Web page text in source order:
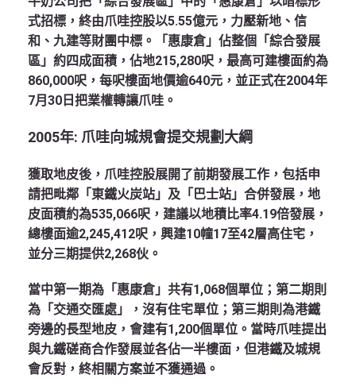
式招標，終由爪哇控股以5.55億元，力壓新地、信
和、九建等財團中標。「惠康倉」佔整個「綜合發展
區」約四成面積，佔地215,280呎，最高可建樓面約為
860,000呎，每呎樓面地價逾640元，並正式在2004年
7月30日把業權轉讓爪哇。
2005年: 爪哇向城規會提交規劃大綱
獲取地皮後，爪哇控股展開了前期發展工作，包括申
請把毗鄰「東鐵火炭站」及「巴士站」合併發展，地
皮面積約為535,066呎，建議以地積比率4.19倍發展，
總樓面逾2,245,412呎，興建10幢17至42層高住宅，
並分三期提供2,268伙。
當中第一期為「惠康倉」共有1,068個單位；第二期則
為「交通交匯處」，沒有住宅單位；第三期則為港鐵
旁邊的長型地皮，會建有1,200個單位。當時爪哇提出
與九鐵磋商合作發展並各佔一半樓面，但港鐵及城規
會反對，終相關方案並不獲通過。